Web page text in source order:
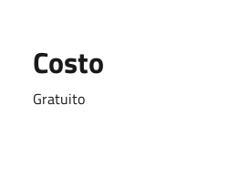
Costo
Gratuito